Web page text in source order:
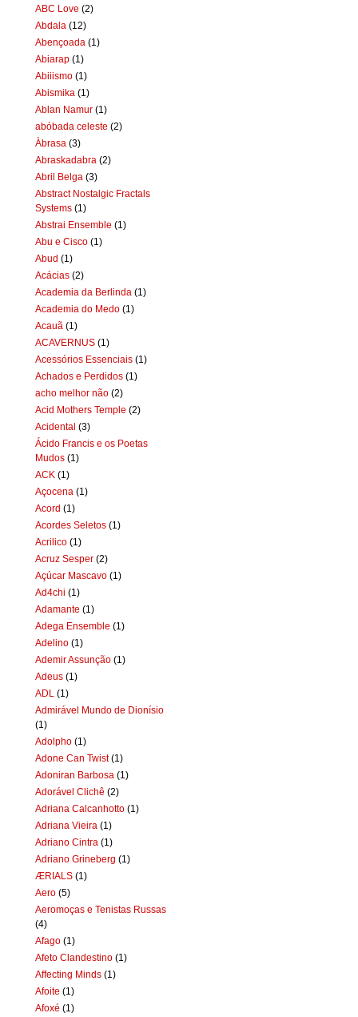
ABC Love (2)
Abdala (12)
Abençoada (1)
Abiarap (1)
Abiiismo (1)
Abismika (1)
Ablan Namur (1)
abóbada celeste (2)
Àbrasa (3)
Abraskadabra (2)
Abril Belga (3)
Abstract Nostalgic Fractals
Systems (1)
Abstrai Ensemble (1)
Abu e Cisco (1)
Abud (1)
Acácias (2)
Academia da Berlinda (1)
Academia do Medo (1)
Acauã (1)
ACAVERNUS (1)
Acessórios Essenciais (1)
Achados e Perdidos (1)
acho melhor não (2)
Acid Mothers Temple (2)
Acidental (3)
Ácido Francis e os Poetas
Mudos (1)
ACK (1)
Açocena (1)
Acord (1)
Acordes Seletos (1)
Acrilico (1)
Acruz Sesper (2)
Açúcar Mascavo (1)
Ad4chi (1)
Adamante (1)
Adega Ensemble (1)
Adelino (1)
Ademir Assunção (1)
Adeus (1)
ADL (1)
Admirável Mundo de Dionísio
(1)
Adolpho (1)
Adone Can Twist (1)
Adoniran Barbosa (1)
Adorável Clichê (2)
Adriana Calcanhotto (1)
Adriana Vieira (1)
Adriano Cintra (1)
Adriano Grineberg (1)
ÆRIALS (1)
Aero (5)
Aeromoças e Tenistas Russas
(4)
Afago (1)
Afeto Clandestino (1)
Affecting Minds (1)
Afoite (1)
Afoxé (1)